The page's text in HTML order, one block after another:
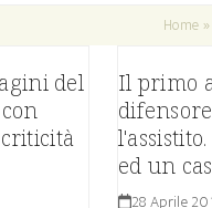
Home »
del
criticità
Il primo
ed un
28 Aprile